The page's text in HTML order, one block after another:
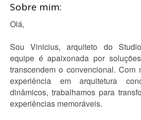
Sobre mim:
Olá,
Sou Vinicius, arquiteto do
equipe é apaixonada por
transcendem o convencional.
experiência em arquitetura
dinâmicos, trabalhamos para
experiências memoráveis.